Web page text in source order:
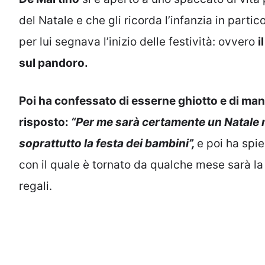
del Natale e che gli ricorda l’infanzia in
per lui segnava l’inizio delle festività: ovvero
sul pandoro.
Poi ha confessato di esserne ghiotto e di
risposto: “Per me sarà certamente un
soprattutto la festa dei bambini”, e poi ha
con il quale è tornato da qualche mese sarà
regali.